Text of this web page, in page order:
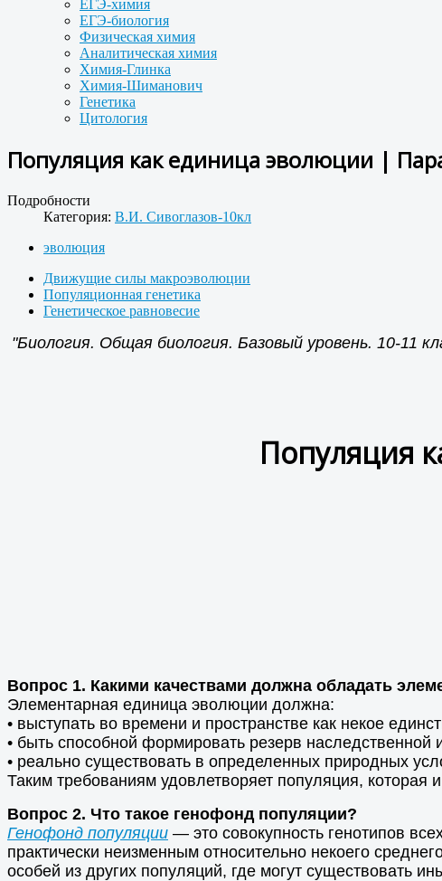
ЕГЭ-химия
ЕГЭ-биология
Физическая химия
Аналитическая химия
Химия-Глинка
Химия-Шиманович
Генетика
Цитология
Популяция как единица эволюции |
Подробности
Категория: В.И. Сивоглазов-10кл
эволюция
Движущие силы макроэволюции
Популяционная генетика
Генетическое равновесие
"Биология. Общая биология. Базовый уровень. 10-11
Популяция
Вопрос 1. Какими качествами должна обладать
Элементарная единица эволюции должна:
• выступать во времени и пространстве как некое
• быть способной формировать резерв
• реально существовать в определенных природных
Таким требованиям удовлетворяет популяция,
Вопрос 2. Что такое генофонд популяции?
Генофонд популяции — это совокупность генотипов
практически неизменным относительно некоего
особей из других популяций, где могут существовать